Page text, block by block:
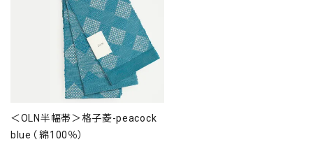
＜OLN半幅帯＞格子菱-peacock
blue（ 綿100％）